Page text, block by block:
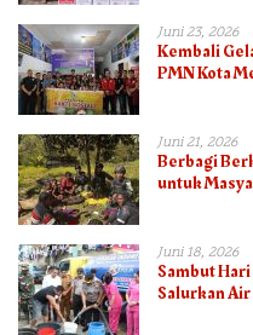
Juni 23, 2026
Kembali
PMN Kota
Juni 21, 2026
Berbagi
untuk
Juni 18, 2026
Sambut
Salurkan